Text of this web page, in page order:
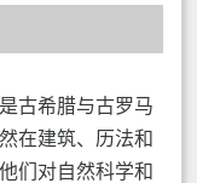
古希腊与古罗马
在建筑、历法和
们对自然科学和